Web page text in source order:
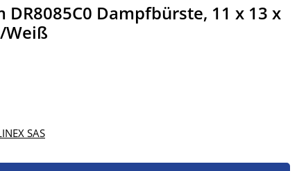
DR8085C0 Dampfbürste, 11 x 13 x
Weiß
SAS